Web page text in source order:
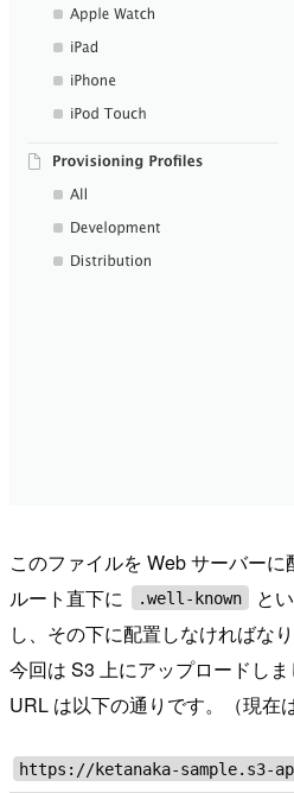
このファイルを Web サーバーに
ルート直下に
.well-known
と
し、その下に配置しなければなり
今回は S3 上にアップロードしま
URL は以下の通りです。（現在
https://ketanaka-sample.s3-